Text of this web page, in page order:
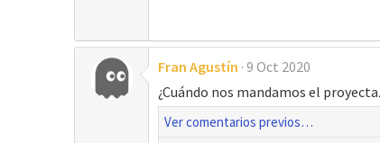
Fran Agustín 9 Oct 2020
¿Cuándo nos mandamos el
Ver comentarios previos…